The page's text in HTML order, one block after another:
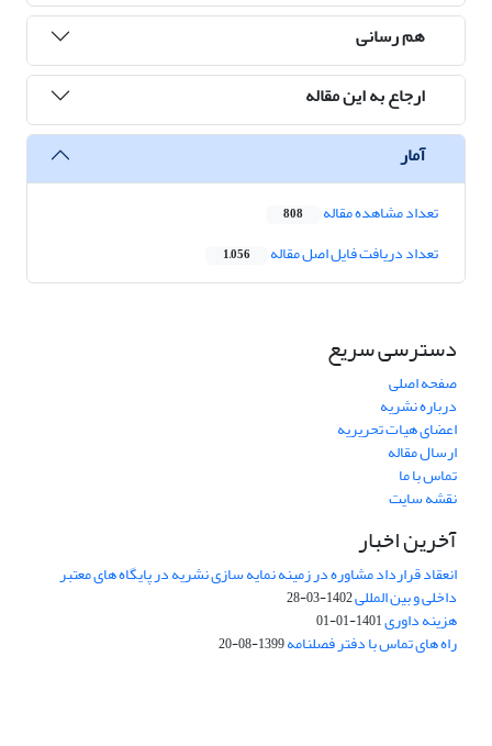
هم رسانی
ارجاع به این مقاله
آمار
تعداد مشاهده مقاله 808
تعداد دریافت فایل اصل مقاله 1,056
دسترسی سریع
صفحه اصلی
درباره نشریه
اعضای هیات تحریریه
ارسال مقاله
تماس با ما
نقشه سایت
آخرین اخبار
انعقاد قرارداد مشاوره در زمینه نمایه سازی نشریه در پایگاه های معتبر
داخلی و بین المللی1402-03-28
هزینه داوری1401-01-01
راه های تماس با دفتر فصلنامه1399-08-20